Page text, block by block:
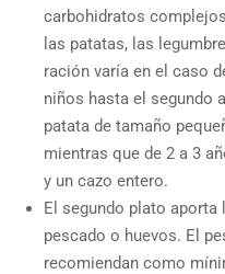
carbohidratos
las patatas, las
ración varía en el caso
niños hasta el segundo
patata de tamaño
mientras que de 2 a 3
y un cazo entero.
El segundo plato aporta
pescado o huevos. El
recomiendan como